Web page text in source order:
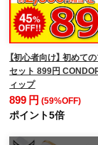
【初心者向け】 初めて
セット 899円
ィップ
899 円(59%OFF)
ポイント5倍